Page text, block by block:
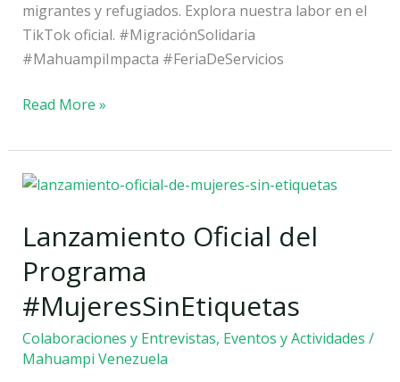
migrantes y refugiados. Explora nuestra labor en el
TikTok oficial. #MigraciónSolidaria
#MahuampiImpacta #FeriaDeServicios
Read More »
Lanzamiento Oficial del
Programa
#MujeresSinEtiquetas
Colaboraciones y Entrevistas, Eventos y Actividades /
Mahuampi Venezuela
Lanzamiento
del
#MujeresSinEtiquetas